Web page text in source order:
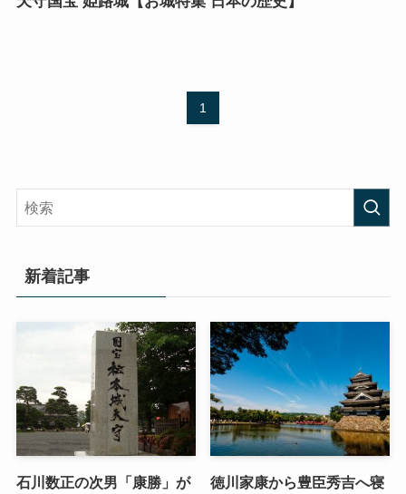
1
新着記事
石川数正の次男「康勝」が
徳川家康から豊臣秀吉へ寝